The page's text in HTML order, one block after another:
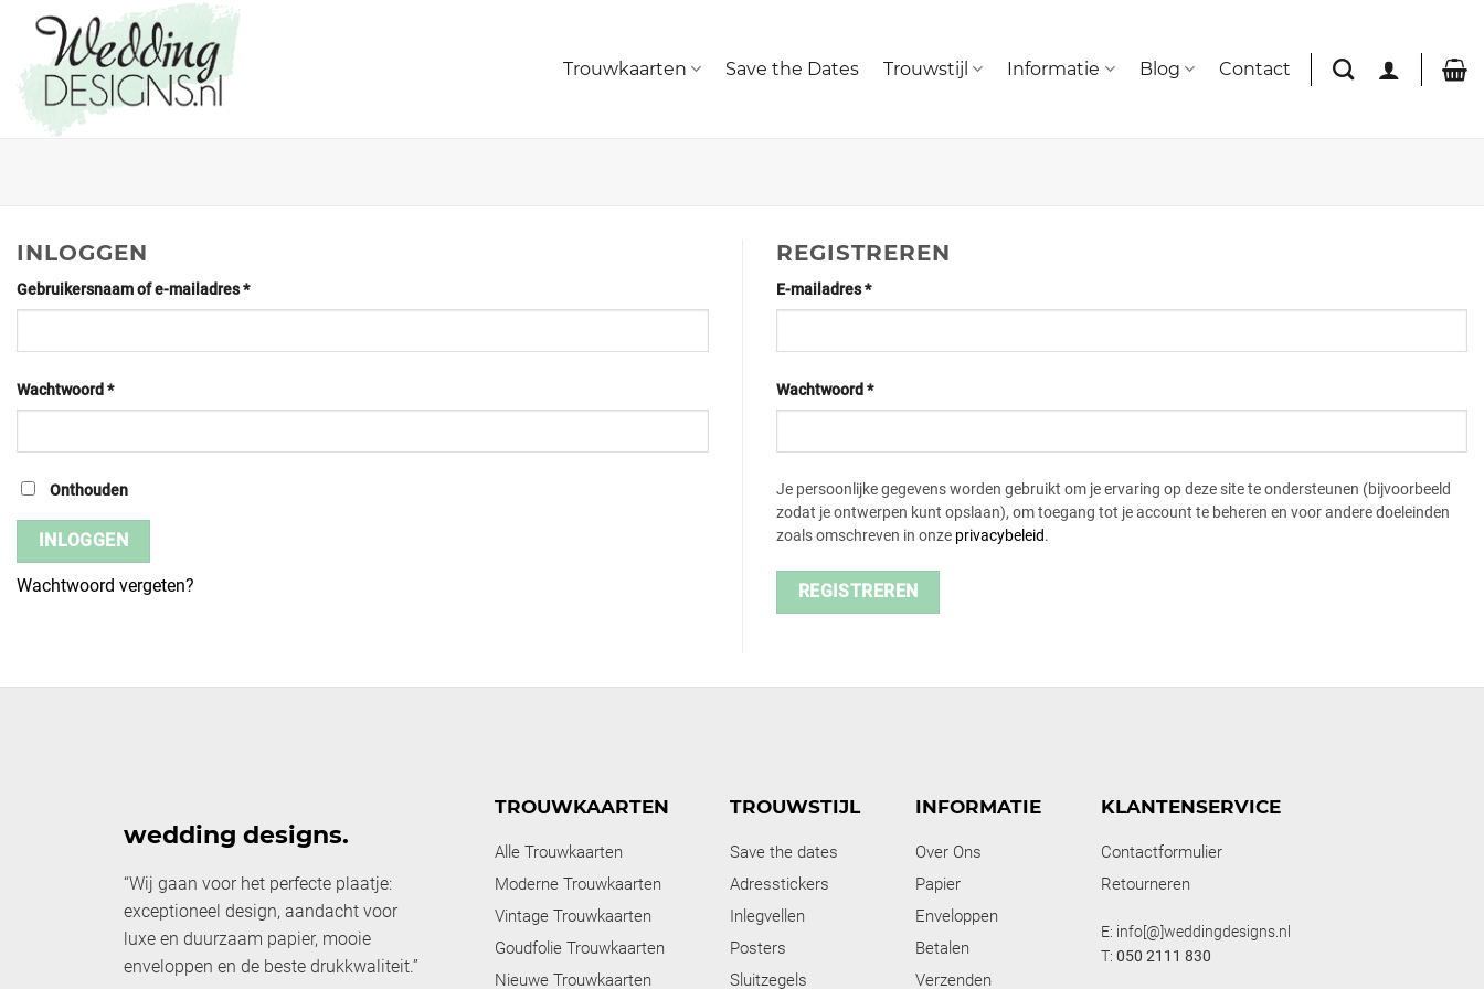
Trouwkaarten Save the Dates Trouwstijl Informatie Blog Contact
INLOGGEN
Gebruikersnaam of e-mailadres*
Wachtwoord *
Onthouden
INLOGGEN
Wachtwoord vergeten?
REGISTREREN
E-mailadres*
Wachtwoord *
Je persoonlijke gegevens worden gebruikt om je ervaring op deze site te ondersteunen (bijvoorbeeld
zodat je ontwerpen kunt opslaan), om toegang tot je account te beheren en voor andere doeleinden
zoals omschreven in onze privacybeleid.
REGISTREREN
wedding designs.
“Wij gaan voor het perfecte plaatje:
exceptioneel design, aandacht voor
luxe en duurzaam papier, mooie
enveloppen en de beste drukkwaliteit.”
TROUWKAARTEN
Alle Trouwkaarten
Moderne Trouwkaarten
Vintage Trouwkaarten
Goudfolie Trouwkaarten
Nieuwe Trouwkaarten
TROUWSTIJL
Save the dates
Adresstickers
Inlegvellen
Posters
Sluitzegels
INFORMATIE
Over Ons
Papier
Enveloppen
Betalen
Verzenden
KLANTENSERVICE
Contactformulier
Retourneren
E: info[@]weddingdesigns.nl
T: 050 2111 830